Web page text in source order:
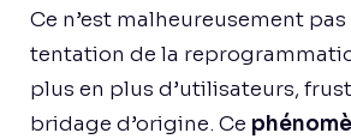
Ce n’est malheureusement pas
tentation de la
plus en plus d’utilisateurs,
bridage d’origine. Ce